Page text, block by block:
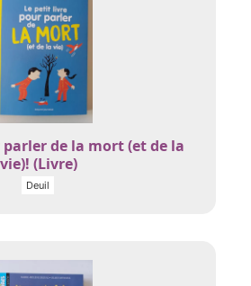
de la mort (et de la
vie)! (Livre)
Deuil